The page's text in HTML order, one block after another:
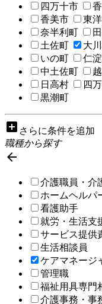
四万十市
香美市
東
奈半利町
土佐町
大
いの町
仁
中土佐町
日高村
四
黒潮町
add_box さらに条件を追加
職種から探す

介護職員・介
ホームヘルパ
看護助手
就労・生活支
サービス提供
生活相談員
ケアマネージ
管理職
福祉用具専門
介護事務・事